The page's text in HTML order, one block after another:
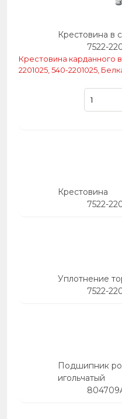
Крестовина в
7522-
Крестовина карданного
2201025, 540-2201025,
Крестовина
7522-
Уплотнение
7522-
Подшипник
игольчатый